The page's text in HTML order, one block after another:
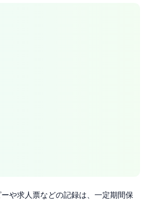
や求人票などの記録は、一定期間保